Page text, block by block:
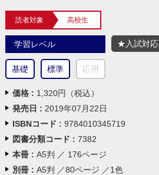
読者対象 高校生
学習レベル
基礎 標準 応用
★入試対応
価格 : 1,320円（税込）
発売日 : 2019年07月22日
ISBNコード : 9784010345719
図書分類コード : 7382
本冊 : A5判 ／ 176ページ
別冊 : A5判 ／80ページ ／1色